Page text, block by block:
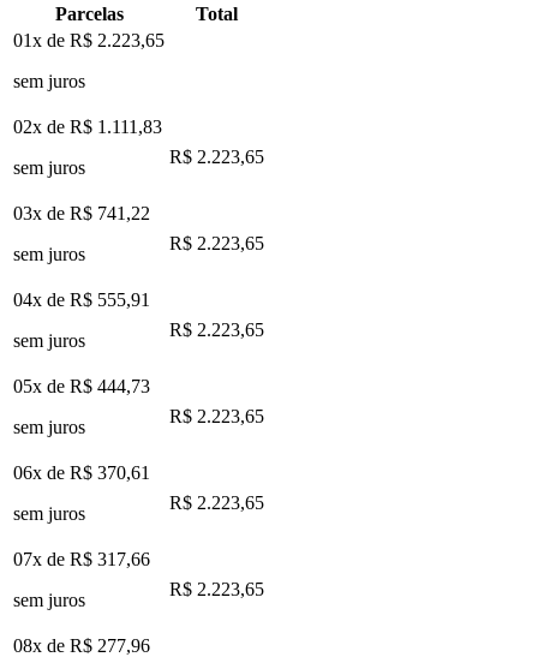
Parcelas
Total
01x de R$ 2.223,65
sem juros
02x de R$ 1.111,83
sem juros
R$ 2.223,65
03x de R$ 741,22
sem juros
R$ 2.223,65
04x de R$ 555,91
sem juros
R$ 2.223,65
05x de R$ 444,73
sem juros
R$ 2.223,65
06x de R$ 370,61
sem juros
R$ 2.223,65
07x de R$ 317,66
sem juros
R$ 2.223,65
08x de R$ 277,96